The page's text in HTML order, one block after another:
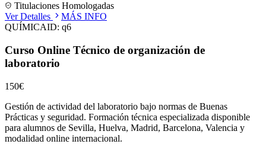
Titulaciones Homologadas
Ver Detalles
MÁS INFO
QUÍMICAID: q6
Curso Online Técnico de organización de
laboratorio
150€
Gestión de actividad del laboratorio bajo normas de Buenas
Prácticas y seguridad. Formación técnica especializada disponible
para alumnos de Sevilla, Huelva, Madrid, Barcelona, Valencia y
modalidad online internacional.